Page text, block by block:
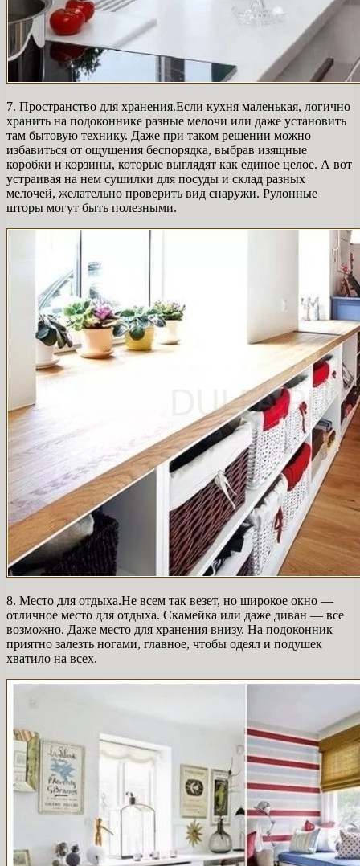
7. Пространство для хранения.Если кухня маленькая, логично
хранить на подоконнике разные мелочи или даже установить
там бытовую технику. Даже при таком решении можно
избавиться от ощущения беспорядка, выбрав изящные
коробки и корзины, которые выглядят как единое целое. А вот
устраивая на нем сушилки для посуды и склад разных
мелочей, желательно проверить вид снаружи. Рулонные
шторы могут быть полезными.
8. Место для отдыха.Не всем так везет, но широкое окно —
отличное место для отдыха. Скамейка или даже диван — все
возможно. Даже место для хранения внизу. На подоконник
приятно залезть ногами, главное, чтобы одеял и подушек
хватило на всех.